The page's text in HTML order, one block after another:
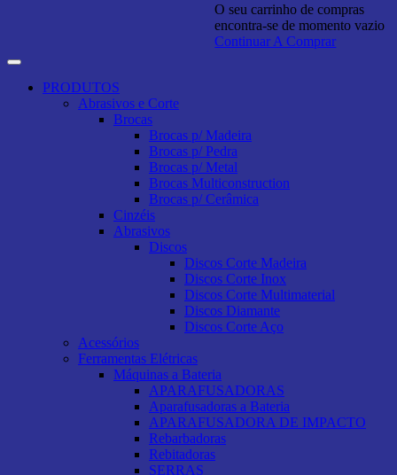
O seu carrinho de compras
encontra-se de momento vazio
Continuar A Comprar
PRODUTOS
Abrasivos e Corte
Brocas
Brocas p/ Madeira
Brocas p/ Pedra
Brocas p/ Metal
Brocas Multiconstruction
Brocas p/ Cerâmica
Cinzéis
Abrasivos
Discos
Discos Corte Madeira
Discos Corte Inox
Discos Corte Multimaterial
Discos Diamante
Discos Corte Aço
Acessórios
Ferramentas Elétricas
Máquinas a Bateria
APARAFUSADORAS
Aparafusadoras a Bateria
APARAFUSADORA DE IMPACTO
Rebarbadoras
Rebitadoras
SERRAS